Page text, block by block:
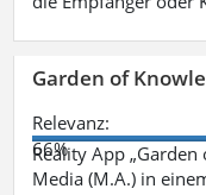
Garden of
Relevanz:
66%
Reality App
Media (M.A.) in